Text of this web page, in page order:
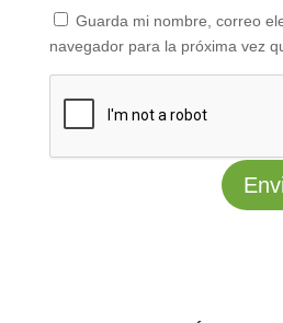
Guarda mi nombre, correo
navegador para la próxima vez